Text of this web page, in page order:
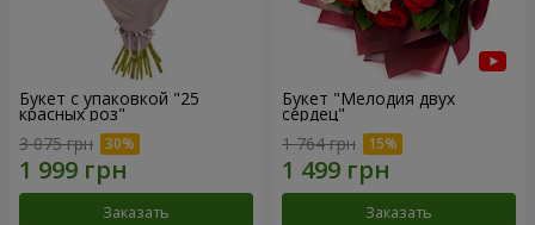
Букет с упаковкой "25
красных роз"
3 075 грн
Заказать
Букет "Мелодия двух
сердец"
1 764 грн
Заказать